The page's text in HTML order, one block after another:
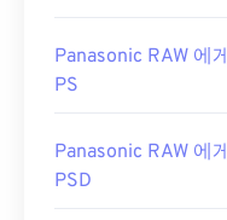
Panasonic RAW 에게
PS
Panasonic RAW 에게
PSD